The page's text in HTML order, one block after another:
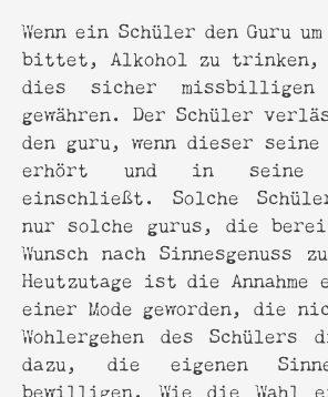
Wenn ein Schüler den Guru
bittet, Alkohol zu trinken,
dies sicher missbilligen
gewähren. Der Schüler
den guru, wenn dieser seine
erhört und in seine
einschließt. Solche
nur solche gurus, die
Wunsch nach Sinnesgenuss
Heutzutage ist die Annahme
einer Mode geworden, die
Wohlergehen des Schülers
dazu, die eigenen
bewilligen. Wie die Wahl